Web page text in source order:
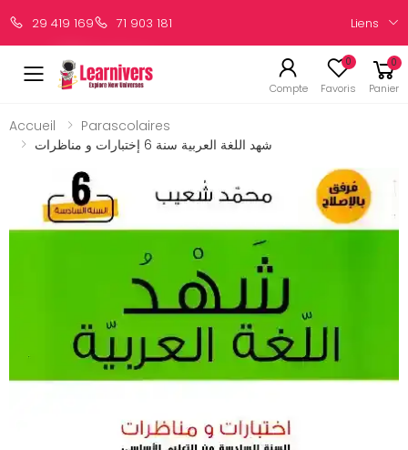
29 419 169 71 903 181 Liens
Compte
0
Favoris
0
Panier
Accueil
Parascolaires
شهد اللغة العربية سنة 6 إختبارات و مناظرات